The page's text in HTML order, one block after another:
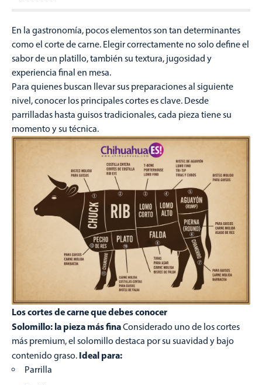
En la gastronomía, pocos elementos son tan determinantes
como el corte de carne. Elegir correctamente no solo define el
sabor de un platillo, también su textura, jugosidad y
experiencia final en mesa.
Para quienes buscan llevar sus preparaciones al siguiente
nivel, conocer los principales cortes es clave. Desde
parrilladas hasta guisos tradicionales, cada pieza tiene su
momento y su técnica.
Los cortes de carne que debes conocer
Solomillo: la pieza más finaConsiderado uno de los cortes
más premium, el solomillo destaca por su suavidad y bajo
contenido graso. Ideal para:
Parrilla